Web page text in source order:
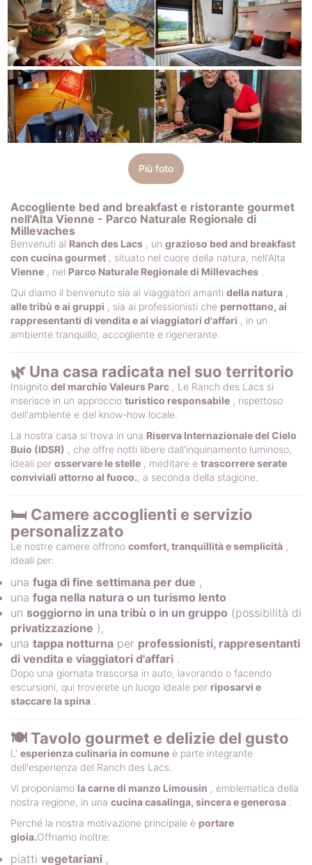
Più foto
Accogliente bed and breakfast e ristorante gourmet
nell'Alta Vienne - Parco Naturale Regionale di
Millevaches
Benvenuti al Ranch des Lacs , un grazioso bed and breakfast
con cucina gourmet , situato nel cuore della natura, nell'Alta
Vienne , nel Parco Naturale Regionale di Millevaches
Qui diamo il benvenuto sia ai viaggiatori amanti della natura ,
alle tribù e ai gruppi , sia ai professionisti che pernottano, ai
rappresentanti di vendita e ai viaggiatori d'affari , in un
ambiente tranquillo, accogliente e rigenerante.
🌿 Una casa radicata nel suo territorio
Insignito del marchio Valeurs Parc , Le Ranch des Lacs si
inserisce in un approccio turistico responsabile , rispettoso
dell'ambiente e del know-how locale.
La nostra casa si trova in una Riserva Internazionale del Cielo
Buio (IDSR) , che offre notti libere dall'inquinamento luminoso,
ideali per osservare le stelle , meditare e trascorrere serate
conviviali attorno al fuoco., a seconda della stagione.
🛏️ Camere accoglienti e servizio
personalizzato
Le nostre camere offrono comfort, tranquillità e semplicità ,
ideali per:
una fuga di fine settimana per due ,
una fuga nella natura o un turismo lento
un soggiorno in una tribù o in un gruppo (possibilità di
privatizzazione ),
una tappa notturna per professionisti, rappresentanti
di vendita e viaggiatori d'affari .
Dopo una giornata trascorsa in auto, lavorando o facendo
escursioni, qui troverete un luogo ideale per riposarvi e
staccare la spina
🍽️ Tavolo gourmet e delizie del gusto
L' esperienza culinaria in comune è parte integrante
dell'esperienza del Ranch des Lacs.
Vi proponiamo la carne di manzo Limousin , emblematica della
nostra regione, in una cucina casalinga, sincera e generosa
Perché la nostra motivazione principale è portare
gioia.Offriamo inoltre:
piatti vegetariani ,